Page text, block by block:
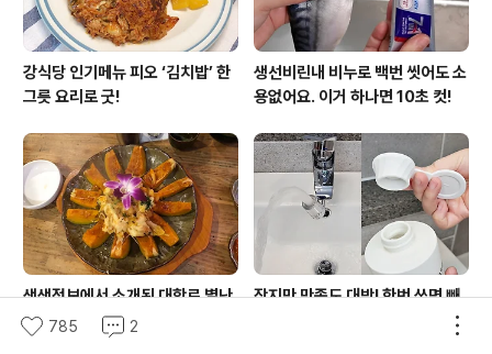
강식당 인기메뉴 피오 ‘김치밥’ 한
그릇 요리로 굿!
생선비린내 비누로 백번 씻어도 소
용없어요. 이거 하나면 10초 컷!
생생정보에서 소개된 대학로 별난
음식 ‘단호박해물찜’ 솔직 후기
작지만 만족도 대박! 한번 쓰면 빼
785 2